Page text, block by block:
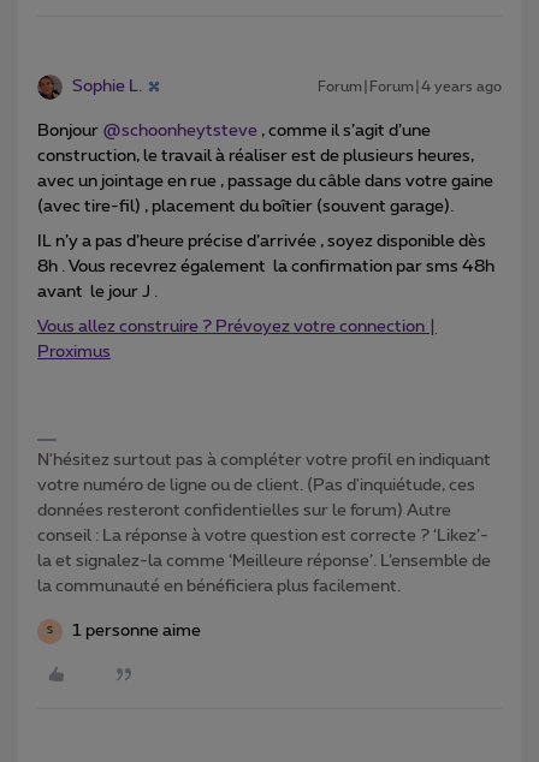
Sophie L. Forum|Forum|4 years ago
Bonjour @schoonheytsteve , comme il s’agit d’une
construction, le travail à réaliser est de plusieurs heures,
avec un jointage en rue , passage du câble dans votre gaine
(avec tire-fil) , placement du boîtier (souvent garage).
IL n’y a pas d’heure précise d’arrivée , soyez disponible dès
8h . Vous recevrez également la confirmation par sms 48h
avant le jour J .
Vous allez construire ? Prévoyez votre connection |
Proximus
N'hésitez surtout pas à compléter votre profil en indiquant
votre numéro de ligne ou de client. (Pas d'inquiétude, ces
données resteront confidentielles sur le forum) Autre
conseil : La réponse à votre question est correcte ? ‘Likez’-
la et signalez-la comme ‘Meilleure réponse’. L’ensemble de
la communauté en bénéficiera plus facilement.
S 1 personne aime